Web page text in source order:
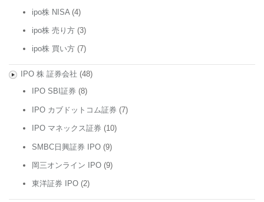
ipo株 NISA (4)
ipo株 売り方 (3)
ipo株 買い方 (7)
IPO 株 証券会社 (48)
IPO SBI証券 (8)
IPO カブドットコム証券 (7)
IPO マネックス証券 (10)
SMBC日興証券 IPO (9)
岡三オンライン IPO (9)
東洋証券 IPO (2)